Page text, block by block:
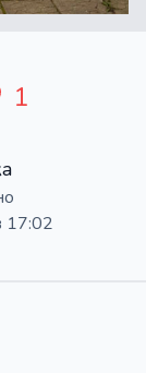
1
17:02